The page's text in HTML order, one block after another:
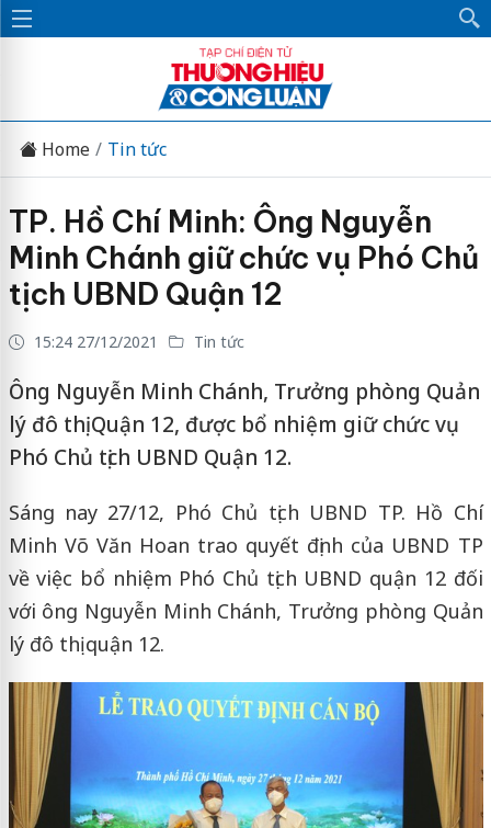
Home Tin tức
TP. Hồ Chí Minh: Ông Nguyễn
Minh Chánh giữ chức vụ Phó Chủ
tịch UBND Quận 12
15:24 27/12/2021 Tin tức
Ông Nguyễn Minh Chánh, Trưởng phòng Quản
lý đô thị Quận 12, được bổ nhiệm giữ chức vụ
Phó Chủ tịch UBND Quận 12.
Sáng nay 27/12, Phó Chủ tịch UBND TP. Hồ Chí
Minh Võ Văn Hoan trao quyết định của UBND TP
về việc bổ nhiệm Phó Chủ tịch UBND quận 12 đối
với ông Nguyễn Minh Chánh, Trưởng phòng Quản
lý đô thị quận 12.